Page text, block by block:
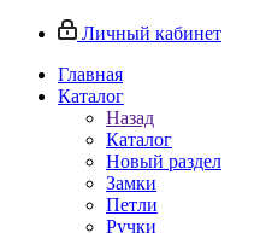
Личный кабинет
Главная
Каталог
Назад
Каталог
Новый раздел
Замки
Петли
Ручки